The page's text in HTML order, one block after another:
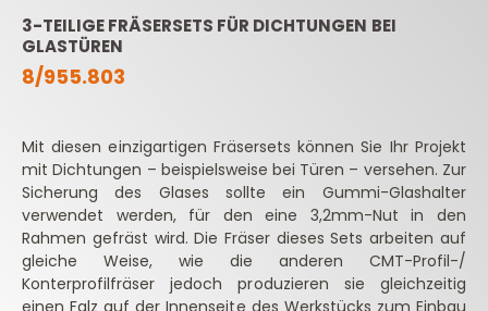
3-TEILIGE FRÄSERSETS FÜR DICHTUNGEN BEI
GLASTÜREN
8/955.803
Mit diesen einzigartigen Fräsersets können Sie Ihr Projekt
mit Dichtungen – beispielsweise bei Türen – versehen. Zur
Sicherung des Glases sollte ein Gummi-Glashalter
verwendet werden, für den eine 3,2mm-Nut in den
Rahmen gefräst wird. Die Fräser dieses Sets arbeiten auf
gleiche Weise, wie die anderen CMT-Profil-/
Konterprofilfräser jedoch produzieren sie gleichzeitig
einen Falz auf der Innenseite des Werkstücks zum Einbau